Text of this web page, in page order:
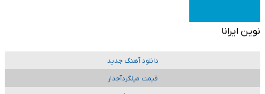
نوین ایرانا
دانلود آهنگ جدید
قیمت میلگردآجدار